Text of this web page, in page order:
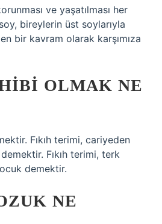
ve yaşatılması her
bireylerin üst soylarıyla
bir kavram olarak karşımıza
OLMAK NE
Fıkıh terimi, cariyeden
Fıkıh terimi, terk
demektir.
NE